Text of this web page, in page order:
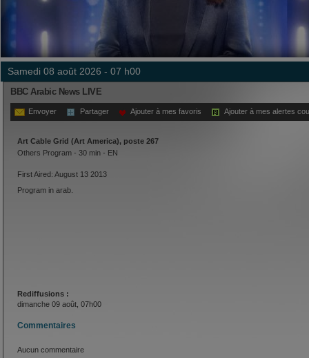
samedi 08 août 2026 - 07 h00
BBC Arabic News LIVE
Envoyer Partager Ajouter à mes favoris Ajouter à mes alertes
Art Cable Grid (Art America), poste 267
Others Program - 30 min - EN
First Aired: August 13 2013
Program in arab.
Rediffusions :
dimanche 09 août, 07h00
Commentaires
Aucun commentaire